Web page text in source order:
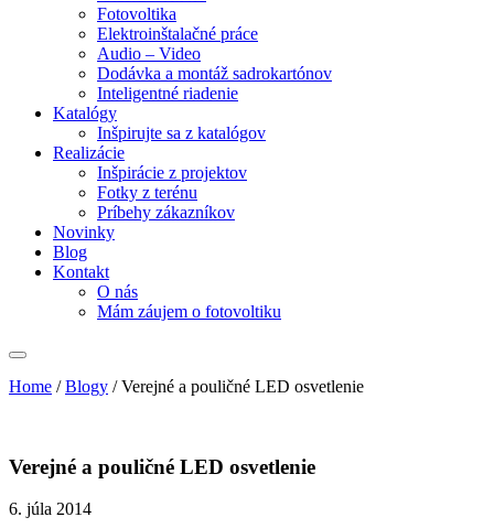
Fotovoltika
Elektroinštalačné práce
Audio – Video
Dodávka a montáž sadrokartónov
Inteligentné riadenie
Katalógy
Inšpirujte sa z katalógov
Realizácie
Inšpirácie z projektov
Fotky z terénu
Príbehy zákazníkov
Novinky
Blog
Kontakt
O nás
Mám záujem o fotovoltiku
Home /Blogy /Verejné a pouličné LED osvetlenie
Verejné a pouličné LED osvetlenie
6. júla 2014